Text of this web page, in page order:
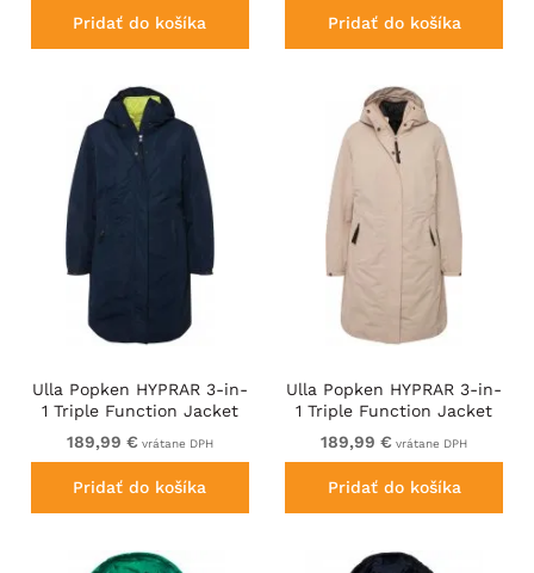
Pridať do košíka Pridať do košíka
Ulla Popken HYPRAR 3-in-
1 Triple Function Jacket
Navy
189,99 € vrátane DPH
Pridať do košíka
Ulla Popken HYPRAR 3-in-
1 Triple Function Jacket
Pebble
189,99 € vrátane DPH
Pridať do košíka